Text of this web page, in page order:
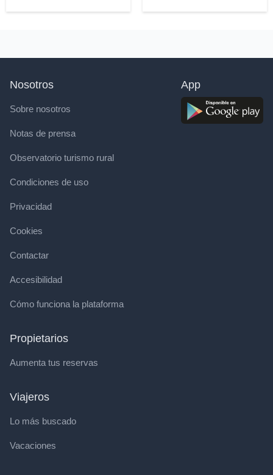
Nosotros
Sobre nosotros
Notas de prensa
Observatorio turismo rural
Condiciones de uso
Privacidad
Cookies
Contactar
Accesibilidad
Cómo funciona la plataforma
Propietarios
Aumenta tus reservas
Viajeros
Lo más buscado
Vacaciones
App